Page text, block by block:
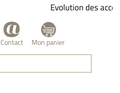
Evolution des
Contact Mon panier